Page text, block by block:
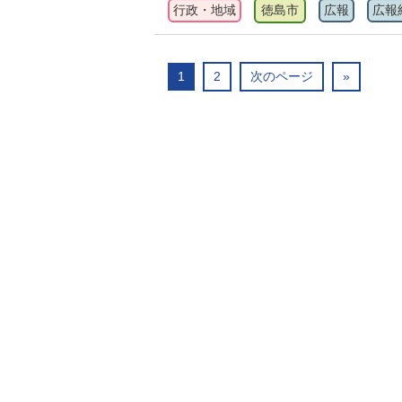
行政・地域 徳島市 広報 広報
1 2 次のページ »